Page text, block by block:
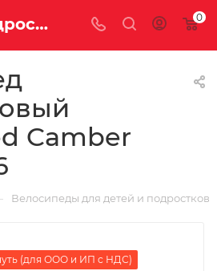
Купить подростковый велосипед Specialized Camber Grom 2016 для мальчика или девочки, вес всего грамм с рамой Алюминий и тормозами за руб. в Саратове и Энгельсе 0
Camber
Велосипеды для детей и подростков
(для ООО и ИП с НДС)